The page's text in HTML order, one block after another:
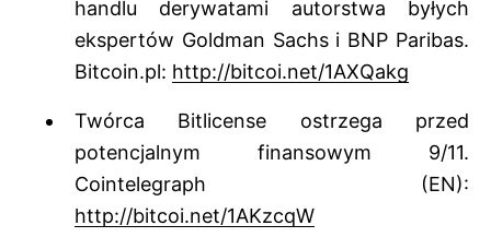
handlu derywatami autorstwa byłych
ekspertów Goldman Sachs i BNP Paribas.
Bitcoin.pl: http://bitcoi.net/1AXQakg
Twórca Bitlicense ostrzega przed
potencjalnym finansowym 9/11.
Cointelegraph (EN):
http://bitcoi.net/1AKzcqW